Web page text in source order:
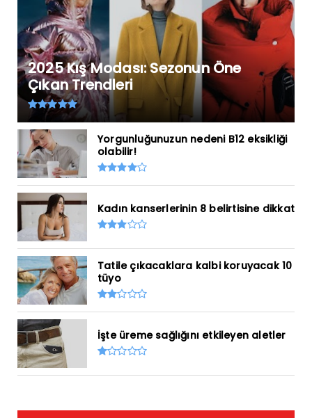
2025 Kış Modası: Sezonun Öne
Çıkan Trendleri
Yorgunluğunuzun nedeni B12 eksikliği
olabilir!
Kadın kanserlerinin 8 belirtisine dikkat
Tatile çıkacaklara kalbi koruyacak 10
tüyo
İşte üreme sağlığını etkileyen aletler